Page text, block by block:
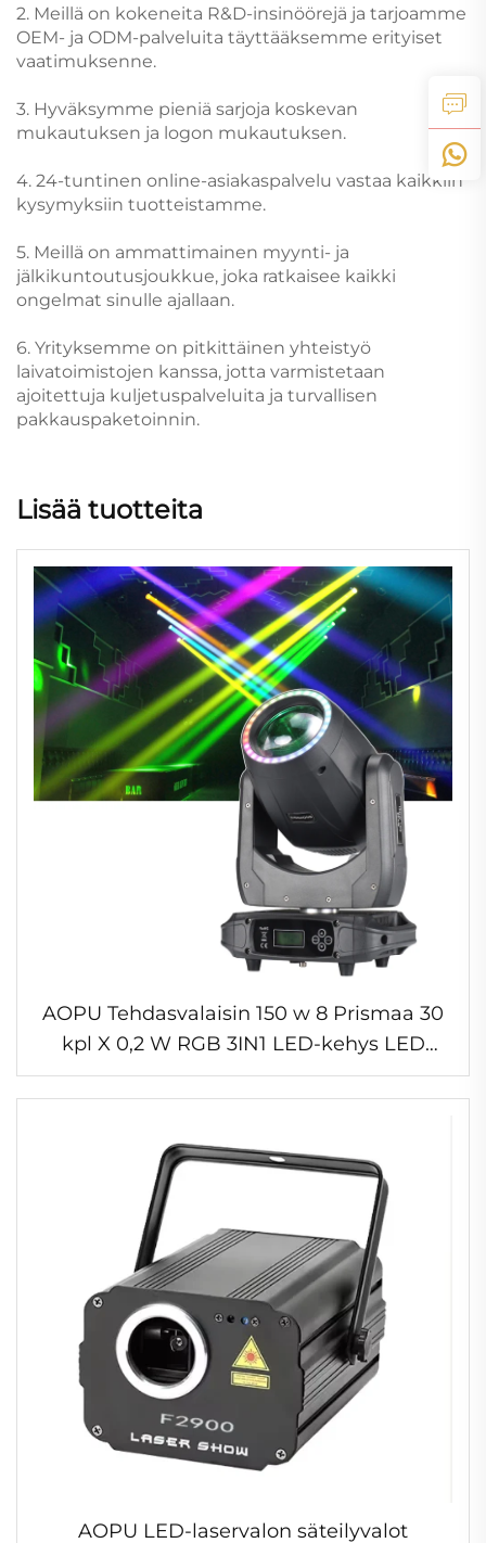
2. Meillä on kokeneita R&D-insinöörejä ja tarjoamme
OEM- ja ODM-palveluita täyttääksemme erityiset
vaatimuksenne.
3. Hyväksymme pieniä sarjoja koskevan
mukautuksen ja logon mukautuksen.
4. 24-tuntinen online-asiakaspalvelu vastaa kaikkiin
kysymyksiin tuotteistamme.
5. Meillä on ammattimainen myynti- ja
jälkikuntoutusjoukkue, joka ratkaisee kaikki
ongelmat sinulle ajallaan.
6. Yrityksemme on pitkittäinen yhteistyö
laivatoimistojen kanssa, jotta varmistetaan
ajoitettuja kuljetuspalveluita ja turvallisen
pakkauspaketoinnin.
Lisää tuotteita
AOPU Tehdasvalaisin 150 w 8 Prismaa 30
kpl X 0,2 W RGB 3IN1 LED-kehys LED
Liikkuva päävalaisin konsertteihin
AOPU LED-laservalon säteilyvalot